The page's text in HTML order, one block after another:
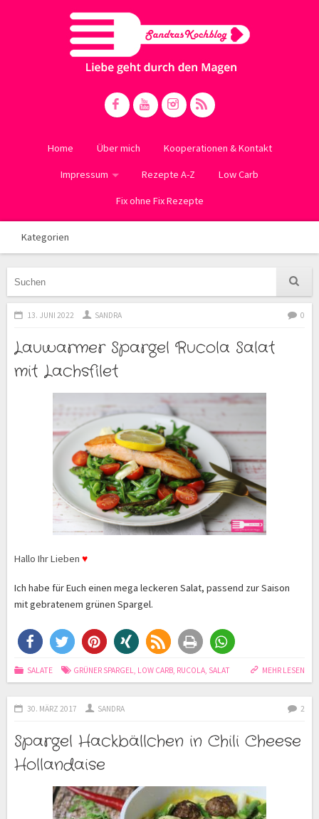
Home Über mich Kooperationen & Kontakt
Impressum Rezepte A-Z Low Carb
Fix ohne Fix Rezepte
Kategorien
13. JUNI 2022 SANDRA 0
Lauwarmer Spargel Rucola Salat
mit Lachsfilet
Hallo Ihr Lieben ♥
Ich habe für Euch einen mega leckeren Salat, passend zur Saison
mit gebratenem grünen Spargel.
MEHR LESEN
SALATE GRÜNER SPARGEL, LOW CARB, RUCOLA, SALAT
30. MÄRZ 2017 SANDRA 2
Spargel Hackbällchen in Chili Cheese
Hollandaise